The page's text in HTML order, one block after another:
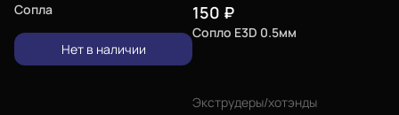
Сопла
Нет в наличии
150 ₽
Сопло E3D 0.5мм
Экструдеры/хотэнды